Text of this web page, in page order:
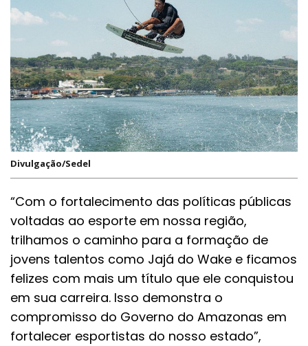
Divulgação/Sedel
“Com o fortalecimento das políticas públicas
voltadas ao esporte em nossa região,
trilhamos o caminho para a formação de
jovens talentos como Jajá do Wake e ficamos
felizes com mais um título que ele conquistou
em sua carreira. Isso demonstra o
compromisso do Governo do Amazonas em
fortalecer esportistas do nosso estado”,